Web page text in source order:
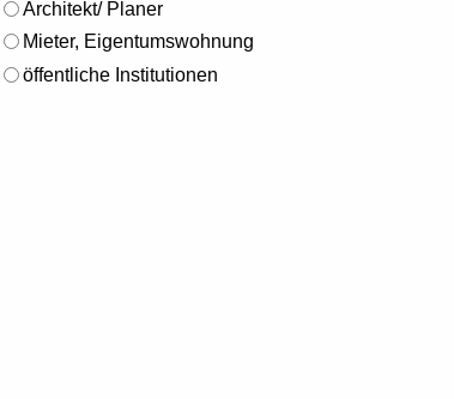
Architekt/ Planer
Mieter, Eigentumswohnung
öffentliche Institutionen